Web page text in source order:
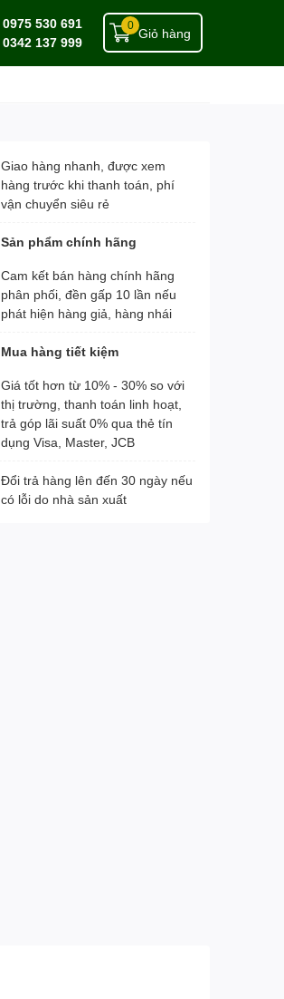
0975 530 691
0342 137 999
Giỏ hàng
0
Giao hàng nhanh, được xem
hàng trước khi thanh toán, phí
vận chuyển siêu rẻ
Sản phẩm chính hãng
Cam kết bán hàng chính hãng
phân phối, đền gấp 10 lần nếu
phát hiện hàng giả, hàng nhái
Mua hàng tiết kiệm
Giá tốt hơn từ 10% - 30% so với
thị trường, thanh toán linh hoạt,
trả góp lãi suất 0% qua thẻ tín
dụng Visa, Master, JCB
Đổi trả hàng lên đến 30 ngày nếu
có lỗi do nhà sản xuất